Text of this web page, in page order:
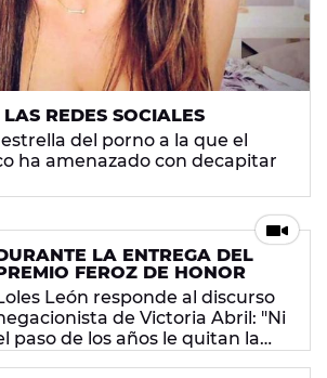
REDES SOCIALES
del porno a la que el
ha amenazado con decapitar
LA ENTREGA DEL
FEROZ DE HONOR
León responde al discurso
de Victoria Abril: "Ni
paso de los años le quitan la